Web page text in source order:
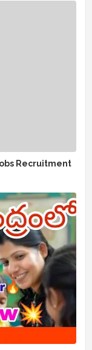
Recruitment